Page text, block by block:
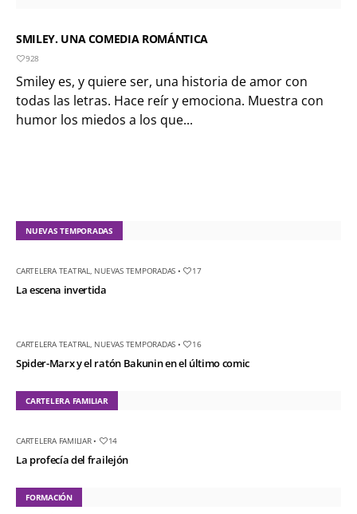
SMILEY. UNA COMEDIA ROMÁNTICA
928
Smiley es, y quiere ser, una historia de amor con
todas las letras. Hace reír y emociona. Muestra con
humor los miedos a los que...
NUEVAS TEMPORADAS
CARTELERA TEATRAL, NUEVAS TEMPORADAS • 17
La escena invertida
CARTELERA TEATRAL, NUEVAS TEMPORADAS • 16
Spider-Marx y el ratón Bakunin en el último comic
CARTELERA FAMILIAR
CARTELERA FAMILIAR• 14
La profecía del frailejón
FORMACIÓN